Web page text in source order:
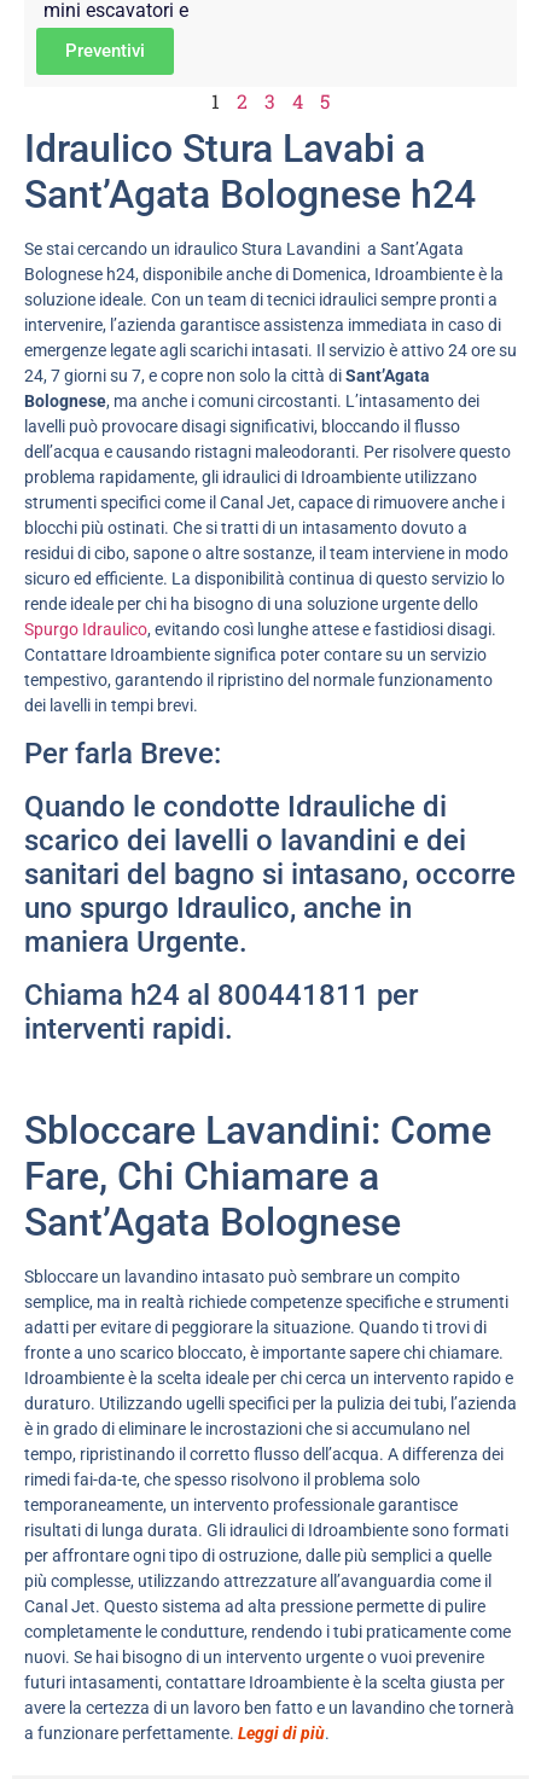
mini escavatori e
Preventivi
1 2 3 4 5
Idraulico Stura Lavabi a
Sant’Agata Bolognese h24
Se stai cercando un idraulico Stura Lavandini a Sant’Agata
Bolognese h24, disponibile anche di Domenica, Idroambiente è la
soluzione ideale. Con un team di tecnici idraulici sempre pronti a
intervenire, l’azienda garantisce assistenza immediata in caso di
emergenze legate agli scarichi intasati. Il servizio è attivo 24 ore su
24, 7 giorni su 7, e copre non solo la città diSant’Agata
Bolognese, ma anche i comuni circostanti. L’intasamento dei
lavelli può provocare disagi significativi, bloccando il flusso
dell’acqua e causando ristagni maleodoranti. Per risolvere questo
problema rapidamente, gli idraulici di Idroambiente utilizzano
strumenti specifici come il Canal Jet, capace di rimuovere anche i
blocchi più ostinati. Che si tratti di un intasamento dovuto a
residui di cibo, sapone o altre sostanze, il team interviene in modo
sicuro ed efficiente. La disponibilità continua di questo servizio lo
rende ideale per chi ha bisogno di una soluzione urgente dello
Spurgo Idraulico, evitando così lunghe attese e fastidiosi disagi.
Contattare Idroambiente significa poter contare su un servizio
tempestivo, garantendo il ripristino del normale funzionamento
dei lavelli in tempi brevi.
Per farla Breve:
Quando le condotte Idrauliche di
scarico dei lavelli o lavandini e dei
sanitari del bagno si intasano, occorre
uno spurgo Idraulico, anche in
maniera Urgente.
Chiama h24 al 800441811 per
interventi rapidi.
Sbloccare Lavandini: Come
Fare, Chi Chiamare a
Sant’Agata Bolognese
Sbloccare un lavandino intasato può sembrare un compito
semplice, ma in realtà richiede competenze specifiche e strumenti
adatti per evitare di peggiorare la situazione. Quando ti trovi di
fronte a uno scarico bloccato, è importante sapere chi chiamare.
Idroambiente è la scelta ideale per chi cerca un intervento rapido e
duraturo. Utilizzando ugelli specifici per la pulizia dei tubi, l’azienda
è in grado di eliminare le incrostazioni che si accumulano nel
tempo, ripristinando il corretto flusso dell’acqua. A differenza dei
rimedi fai-da-te, che spesso risolvono il problema solo
temporaneamente, un intervento professionale garantisce
risultati di lunga durata. Gli idraulici di Idroambiente sono formati
per affrontare ogni tipo di ostruzione, dalle più semplici a quelle
più complesse, utilizzando attrezzature all’avanguardia come il
Canal Jet. Questo sistema ad alta pressione permette di pulire
completamente le condutture, rendendo i tubi praticamente come
nuovi. Se hai bisogno di un intervento urgente o vuoi prevenire
futuri intasamenti, contattare Idroambiente è la scelta giusta per
avere la certezza di un lavoro ben fatto e un lavandino che tornerà
a funzionare perfettamente. Leggi di più.